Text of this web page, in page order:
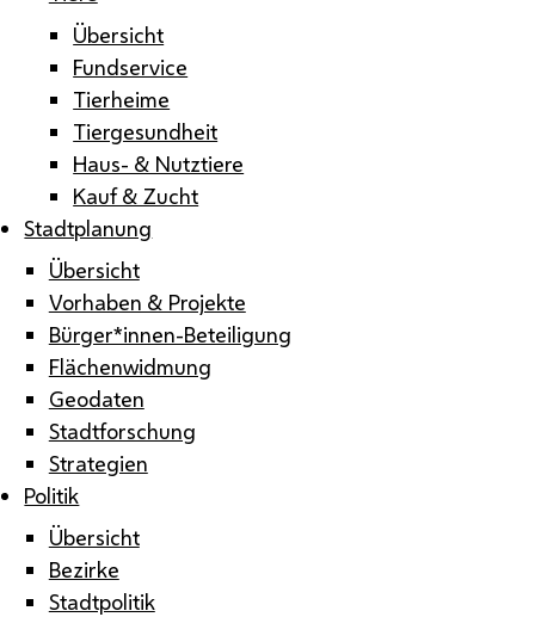
Übersicht
Fundservice
Tierheime
Tiergesundheit
Haus- & Nutztiere
Kauf & Zucht
Stadtplanung
Übersicht
Vorhaben & Projekte
Bürger*innen-Beteiligung
Flächenwidmung
Geodaten
Stadtforschung
Strategien
Politik
Übersicht
Bezirke
Stadtpolitik